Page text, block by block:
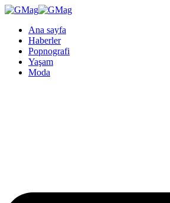
Ana sayfa
Haberler
Popnografi
Yaşam
Moda